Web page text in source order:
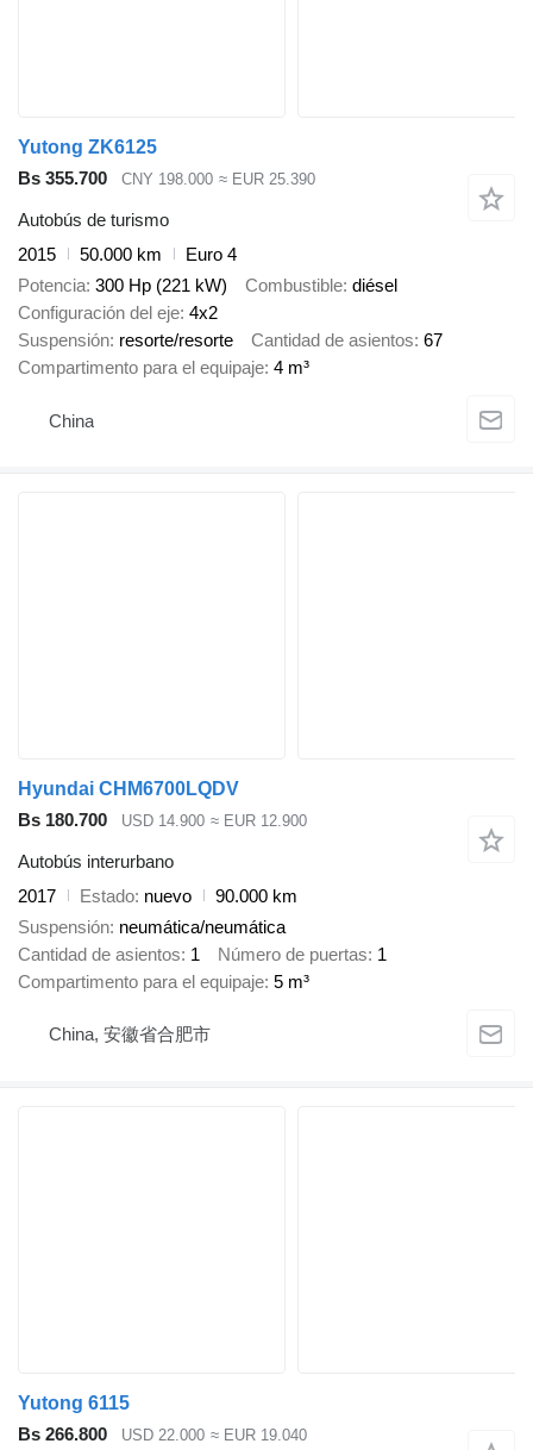
Yutong ZK6125
Bs 355.700
CNY 198.000 ≈ EUR 25.390
Autobús de turismo
2015
50.000 km
Euro 4
Potencia 300 Hp (221 kW) Combustible diésel
Configuración del eje 4x2
Suspensión resorte/resorte Cantidad de asientos 67
Compartimento para el equipaje 4 m³
China
Hyundai CHM6700LQDV
Bs 180.700
USD 14.900 ≈ EUR 12.900
Autobús interurbano
2017
Estado nuevo
90.000 km
Suspensión neumática/neumática
Cantidad de asientos 1 Número de puertas 1
Compartimento para el equipaje 5 m³
China, 安徽省合肥市
Yutong 6115
Bs 266.800
USD 22.000 ≈ EUR 19.040